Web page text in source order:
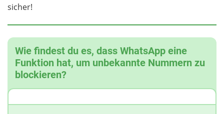
sicher!
Wie findest du es, dass WhatsApp eine
Funktion hat, um unbekannte Nummern zu
blockieren?